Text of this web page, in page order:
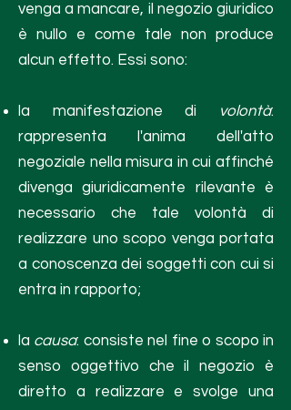
venga a mancare, il negozio giuridico
è nullo e come tale non produce
alcun effetto. Essi sono:
la manifestazione di volontà:
rappresenta l'anima dell'atto
negoziale nella misura in cui affinché
divenga giuridicamente rilevante è
necessario che tale volontà di
realizzare uno scopo venga portata
a conoscenza dei soggetti con cui si
entra in rapporto;
la causa: consiste nel fine o scopo in
senso oggettivo che il negozio è
diretto a realizzare e svolge una